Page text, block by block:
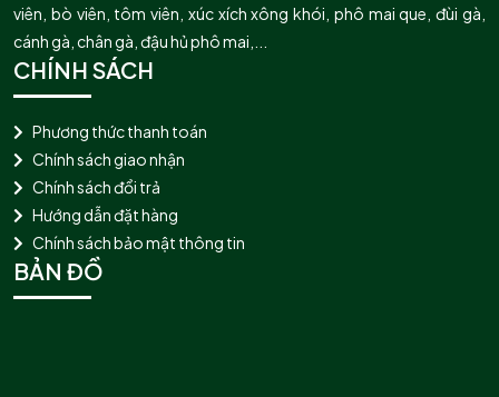
viên, bò viên, tôm viên, xúc xích xông khói, phô mai que, đùi gà,
cánh gà, chân gà, đậu hủ phô mai,...
CHÍNH SÁCH
Phương thức thanh toán
Chính sách giao nhận
Chính sách đổi trả
Hướng dẫn đặt hàng
Chính sách bảo mật thông tin
BẢN ĐỒ